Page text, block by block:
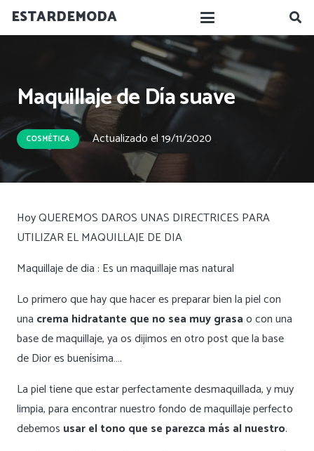
ESTARDEMODA
Maquillaje de Día suave
COSMÉTICA Actualizado el19/11/2020
Hoy QUEREMOS DAROS UNAS DIRECTRICES PARA
UTILIZAR EL MAQUILLAJE DE DIA
Maquillaje de dia : Es un maquillaje mas natural
Lo primero que hay que hacer es preparar bien la piel con
una crema hidratante que no sea muy grasao con una
base de maquillaje, ya os dijimos en otro post que la base
de Dior es buenísima….
La piel tiene que estar perfectamente desmaquillada, y muy
limpia, para encontrar nuestro fondo de maquillaje perfecto
debemos usar el tono que se parezca más al nuestro.